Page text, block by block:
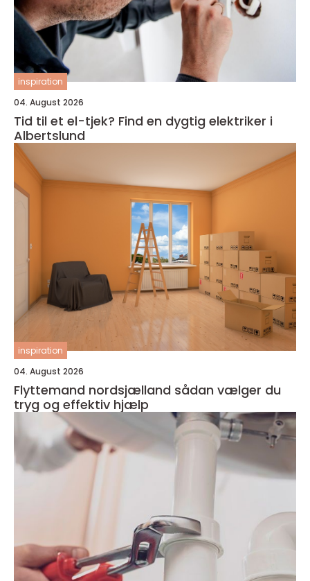
inspiration
04. August 2026
Tid til et el-tjek? Find en dygtig elektriker i
Albertslund
inspiration
04. August 2026
Flyttemand nordsjælland sådan vælger du
tryg og effektiv hjælp